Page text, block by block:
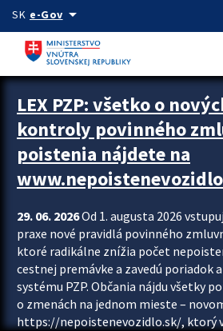
Preskocit na hlavný obsah
SK e-Govarrow_drop_down
Zastavit automatický posun upútavok
LEX PZP: všetko o
kontroly povinného
poistenia nájdete na
29. 06. 2026Od 1. augusta 2026
praxe nové pravidlá povinného
ktoré radikálne znížia počet
cestnej premávke a zavedú poriadok
systému PZP. Občania nájdu všetky
o zmenách na jednom mieste –
https://nepoistenevozidlo.sk/, ktorý